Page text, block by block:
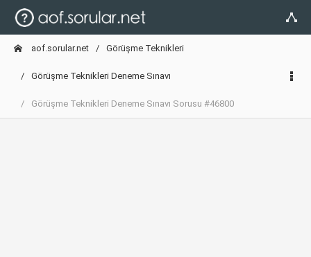
aof.sorular.net Görüşme Teknikleri
Görüşme Teknikleri Deneme Sınavı
Görüşme Teknikleri Deneme Sınavı Sorusu #46800